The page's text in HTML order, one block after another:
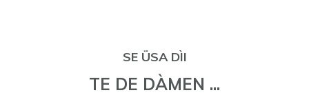
SE ÜSA DÌI
TE DE DÀMEN ...